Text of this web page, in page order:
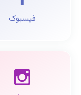
فیسبوک